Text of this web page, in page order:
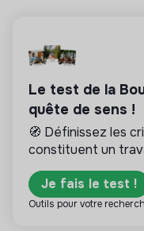
Le test de la
quête de sens !
🧭 Définissez les
constituent un
Je fais le test !
Outils pour votre